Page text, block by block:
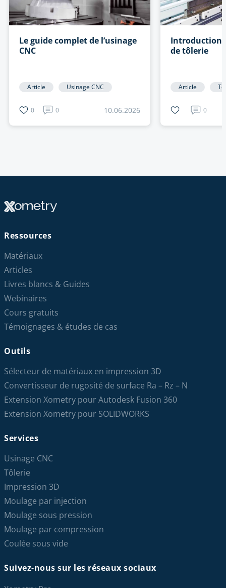
Le guide complet de l’usinage
CNC
Article Usinage CNC
0 0 10.06.2026
Introduction
de tôlerie
Article
0
Ressources
Matériaux
Articles
Livres blancs & Guides
Webinaires
Cours gratuits
Témoignages & études de cas
Outils
Sélecteur de matériaux en impression 3D
Convertisseur de rugosité de surface Ra – Rz – N
Extension Xometry pour Autodesk Fusion 360
Extension Xometry pour SOLIDWORKS
Services
Usinage CNC
Tôlerie
Impression 3D
Moulage par injection
Moulage sous pression
Moulage par compression
Coulée sous vide
Suivez-nous sur les réseaux sociaux